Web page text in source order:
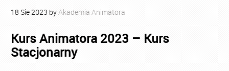
18 Sie2023 byAkademia Animatora
Kurs Animatora 2023 – Kurs
Stacjonarny